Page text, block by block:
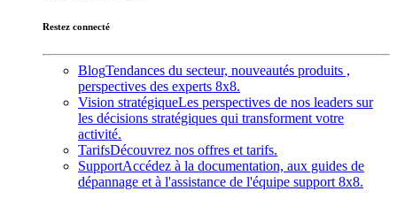
Restez connecté
BlogTendances du secteur, nouveautés produits ,
perspectives des experts 8x8.
Vision stratégiqueLes perspectives de nos leaders sur
les décisions stratégiques qui transforment votre
activité.
TarifsDécouvrez nos offres et tarifs.
SupportAccédez à la documentation, aux guides de
dépannage et à l'assistance de l'équipe support 8x8.